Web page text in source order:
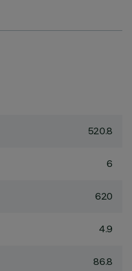
520.8
6
620
4.9
86.8